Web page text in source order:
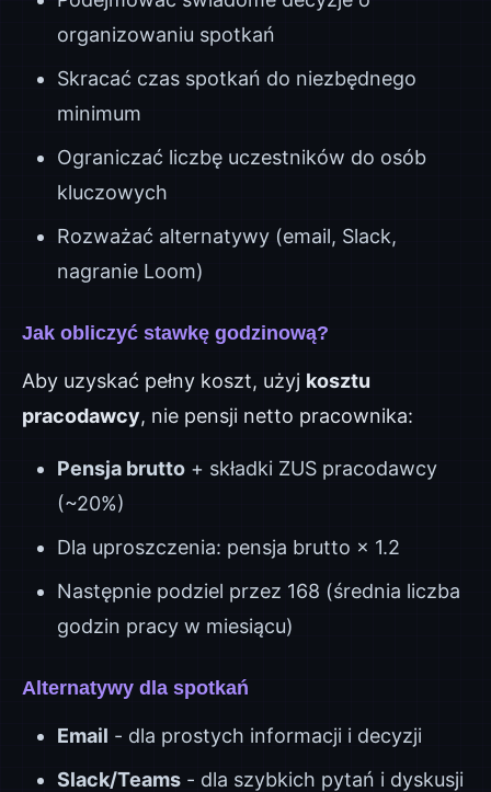
organizowaniu spotkań
Skracać czas spotkań do niezbędnego
minimum
Ograniczać liczbę uczestników do osób
kluczowych
Rozważać alternatywy (email, Slack,
nagranie Loom)
Jak obliczyć stawkę godzinową?
Aby uzyskać pełny koszt, użyj kosztu
pracodawcy, nie pensji netto pracownika:
Pensja brutto + składki ZUS pracodawcy
(~20%)
Dla uproszczenia: pensja brutto × 1.2
Następnie podziel przez 168 (średnia liczba
godzin pracy w miesiącu)
Alternatywy dla spotkań
Email - dla prostych informacji i decyzji
Slack/Teams - dla szybkich pytań i dyskusji